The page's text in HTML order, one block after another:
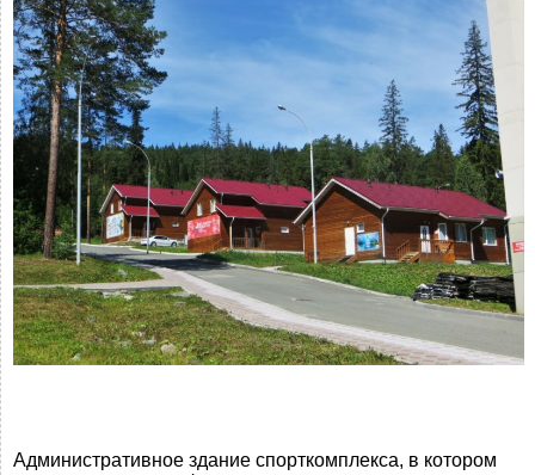
Административное здание спорткомплекса, в котором